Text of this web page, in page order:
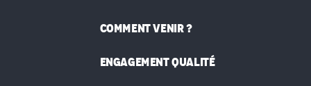
COMMENT VENIR ?
ENGAGEMENT QUALITÉ